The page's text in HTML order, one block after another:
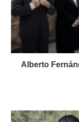
Alberto